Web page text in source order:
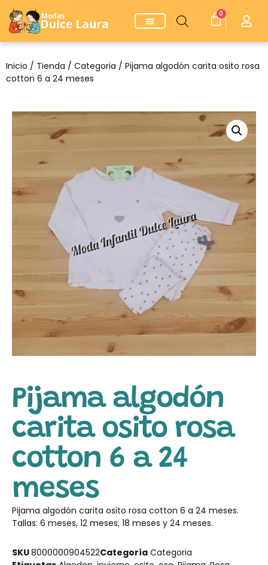
0
Inicio / Tienda / Categoria / Pijama algodón carita osito rosa
cotton 6 a 24 meses
Pijama algodón
carita osito rosa
cotton 6 a 24
meses
Pijama algodón carita osito rosa cotton 6 a 24 meses.
Tallas: 6 meses, 12 meses, 18 meses y 24 meses.
SKU8000000904522Categoría Categoria